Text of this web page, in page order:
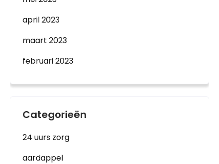
april 2023
maart 2023
februari 2023
Categorieën
24 uurs zorg
aardappel